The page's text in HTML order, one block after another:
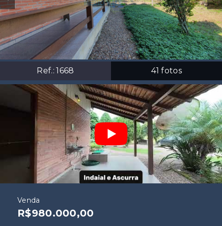
Ref.:1668 41 fotos
Venda
R$980.000,00